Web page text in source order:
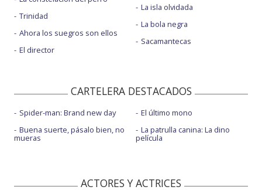
Trinidad
Ahora los suegros son ellos
El director
La isla olvidada
La bola negra
Sacamantecas
CARTELERA DESTACADOS
Spider-man: Brand new day
Buena suerte, pásalo bien, no
mueras
El último mono
La patrulla canina: La dino
película
ACTORES Y ACTRICES